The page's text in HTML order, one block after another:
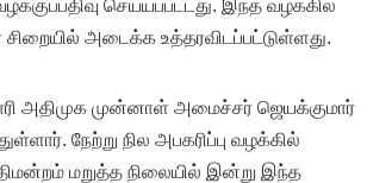
செய்யப்பட்டது. இந்த வழக்கில்
அடைக்க உத்தரவிடப்பட்டுள்ளது.
அதிமுக முன்னாள் அமைச்சர் ஜெயக்குமார்
நேற்று நில அபகரிப்பு வழக்கில்
மறுத்த நிலையில் இன்று இந்த